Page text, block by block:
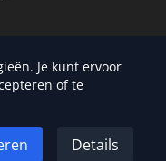
Je kunt ervoor
of te
Details